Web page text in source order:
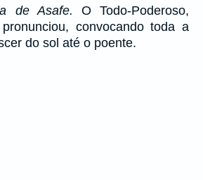
de Asafe. O Todo-Poderoso,
convocando toda a
do sol até o poente.